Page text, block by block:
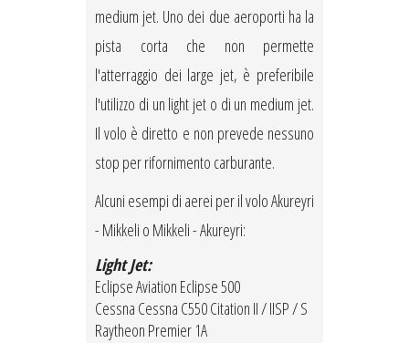
medium jet. Uno dei due aeroporti ha la
pista corta che non permette
l'atterraggio dei large jet, è preferibile
l'utilizzo di un light jet o di un medium jet.
Il volo è diretto e non prevede nessuno
stop per rifornimento carburante.
Alcuni esempi di aerei per il volo Akureyri
- Mikkeli o Mikkeli - Akureyri:
Light Jet:
Eclipse Aviation Eclipse 500
Cessna Cessna C550 Citation II / IISP / S
Raytheon Premier 1A